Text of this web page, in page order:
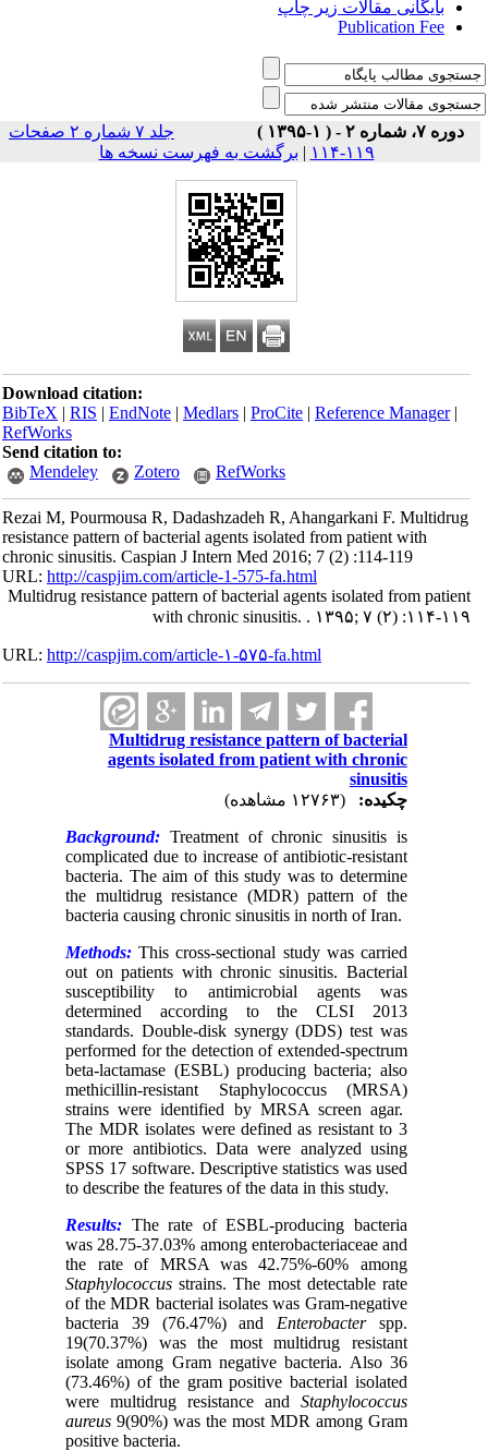
بایگانی مقالات زیر چاپ
Publication Fee
دوره ۷، شماره ۲ - ( ۱-۱۳۹۵ )
جلد ۷ شماره ۲ صفحات
۱۱۹-۱۱۴
| برگشت به فهرست نسخه ها
Download citation:
BibTeX|RIS|EndNote|Medlars|ProCite|Reference Manager
RefWorks
Send citation to:
Mendeley
Zotero RefWorks
Rezai M, Pourmousa R, Dadashzadeh R, Ahangarkani F. Multidrug
resistance pattern of bacterial agents isolated from patient with
chronic sinusitis. Caspian J Intern Med 2016; 7 (2) :114-119
URL:http://caspjim.com/article-1-575-fa.html
Multidrug resistance pattern of bacterial agents isolated from patient
with chronic sinusitis. . ۱۳۹۵; ۷ (۲) :۱۱۴-۱۱۹
URL:http://caspjim.com/article-۱-۵۷۵-fa.html
Multidrug resistance pattern of bacterial
agents isolated from patient with chronic
sinusitis
چکیده:
Background:Treatment of chronic sinusitis is
complicated due to increase of antibiotic-resistant
bacteria. The aim of this study was to determine
the multidrug resistance (MDR) pattern of the
bacteria causing chronic sinusitis in north of Iran.
Methods:This cross-sectional study was carried
out on patients with chronic sinusitis. Bacterial
susceptibility to antimicrobial agents was
determined according to the CLSI 2013
standards. Double-disk synergy (DDS) test was
performed for the detection of extended-spectrum
beta-lactamase (ESBL) producing bacteria; also
methicillin-resistant Staphylococcus (MRSA)
strains were identified by MRSA screen agar.
The MDR isolates were defined as resistant to 3
or more antibiotics. Data were analyzed using
SPSS 17 software. Descriptive statistics was used
to describe the features of the data in this study.
Results:The rate of ESBL-producing bacteria
was 28.75-37.03% among enterobacteriaceae and
the rate of MRSA was 42.75%-60% among
Staphylococcusstrains. The most detectable rate
of the MDR bacterial isolates was Gram-negative
bacteria 39 (76.47%) andEnterobacterspp.
19(70.37%) was the most multidrug resistant
isolate among Gram negative bacteria. Also 36
(73.46%) of the gram positive bacterial isolated
were multidrug resistance andStaphylococcus
aureus9(90%) was the most MDR among Gram
positive bacteria.